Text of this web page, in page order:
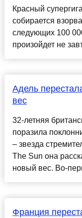
Красный
собирается
следующих 100
произойдет не
Адель
вес
32-летняя
поразила
– звезда
The Sun она
новый вес. Во-
Франция